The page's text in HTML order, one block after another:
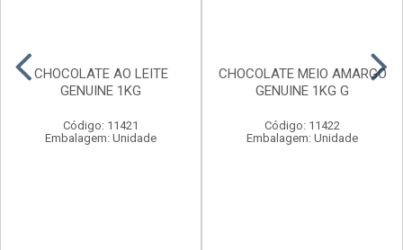
CHOCOLATE AO LEITE
GENUINE 1KG
Código: 11421
Embalagem: Unidade
CHOCOLATE MEIO AMARGO
GENUINE 1KG G
Código: 11422
Embalagem: Unidade